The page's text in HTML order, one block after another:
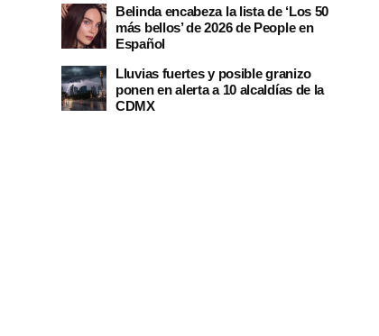
Belinda encabeza la lista de ‘Los 50
más bellos’ de 2026 de People en
Español
Lluvias fuertes y posible granizo
ponen en alerta a 10 alcaldías de la
CDMX